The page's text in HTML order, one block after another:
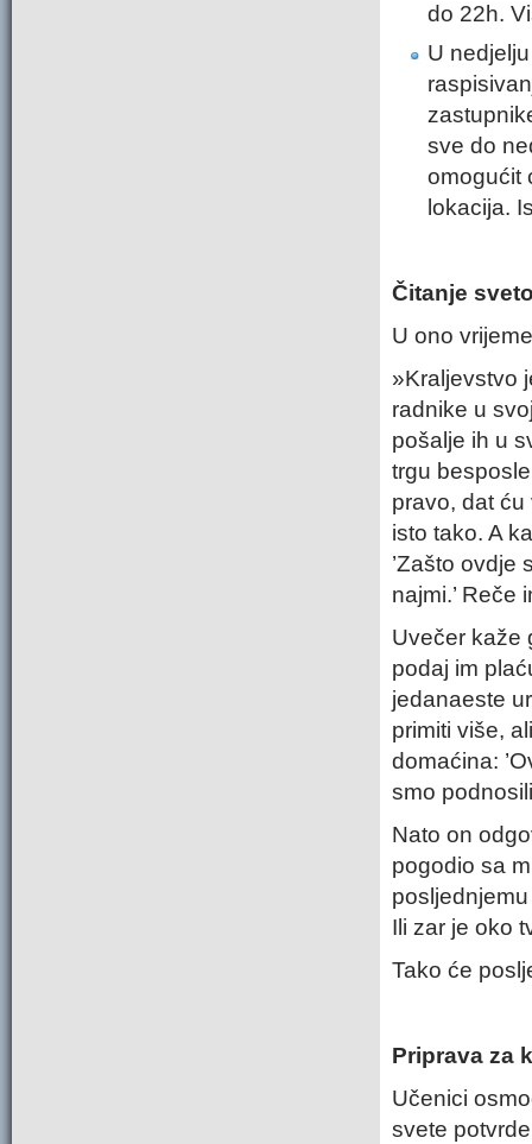
do 22h.
U
sve do
omogućit
lokacija.
Čitanje
U ono
»Kraljevstvo
radnike u
pošalje ih u
trgu
pravo, dat ću
isto tako. A
’Zašto ovdje
najmi.’ Reče
Uvečer kaže
podaj im
jedanaeste
primiti više,
domaćina:
smo
Nato on
pogodio sa
Ili zar je oko
Tako će
Priprava za
Učenici
svete